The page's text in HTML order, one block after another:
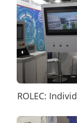
ROLEC: